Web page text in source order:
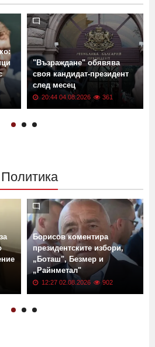
"Възраждане" обявява
своя кандидат-президент
след месец
20:44 04.08.2026 361
Борисов коментира
президентските избори,
„Боташ", Безмер и
„Райнметал"
12:27 02.08.2026 902